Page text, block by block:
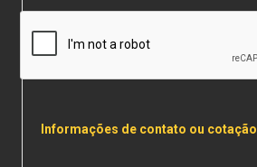
Informações de contato ou cotação